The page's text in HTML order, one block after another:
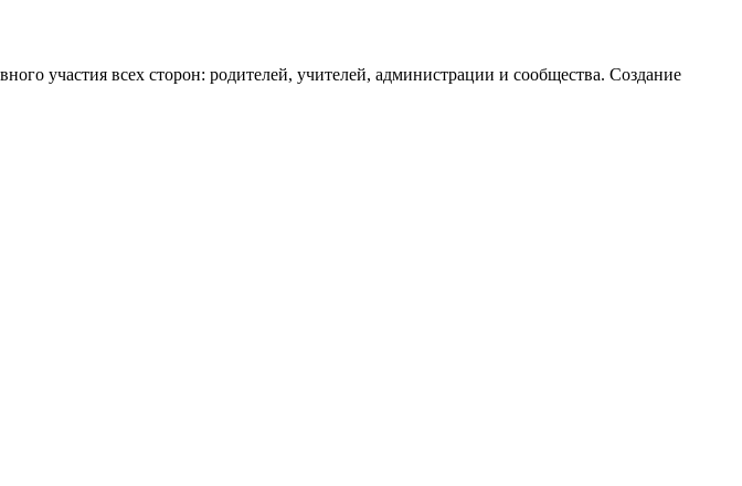
участия всех сторон: родителей, учителей, администрации и сообщества. Создание